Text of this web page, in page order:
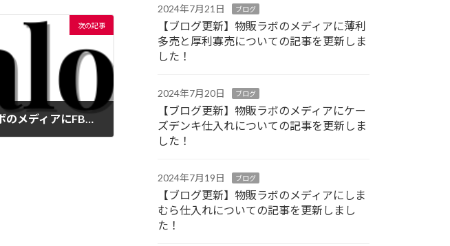
次の記事
【ブログ更新】物販ラボのメディアにFBAで儲からない理由についての記事を更新しました
2024年7月21日 ブログ
【ブログ更新】物販ラボのメディアに薄利
多売と厚利寡売についての記事を更新しま
した！
2024年7月20日 ブログ
【ブログ更新】物販ラボのメディアにケー
ズデンキ仕入れについての記事を更新しま
した！
2024年7月19日 ブログ
【ブログ更新】物販ラボのメディアにしま
むら仕入れについての記事を更新しまし
た！